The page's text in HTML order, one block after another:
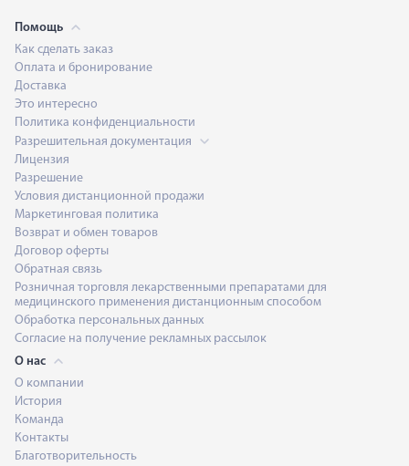
Помощь
Как сделать заказ
Оплата и бронирование
Доставка
Это интересно
Политика конфиденциальности
Разрешительная документация
Лицензия
Разрешение
Условия дистанционной продажи
Маркетинговая политика
Возврат и обмен товаров
Договор оферты
Обратная связь
Розничная торговля лекарственными препаратами для
медицинского применения дистанционным способом
Обработка персональных данных
Согласие на получение рекламных рассылок
О нас
О компании
История
Команда
Контакты
Благотворительность